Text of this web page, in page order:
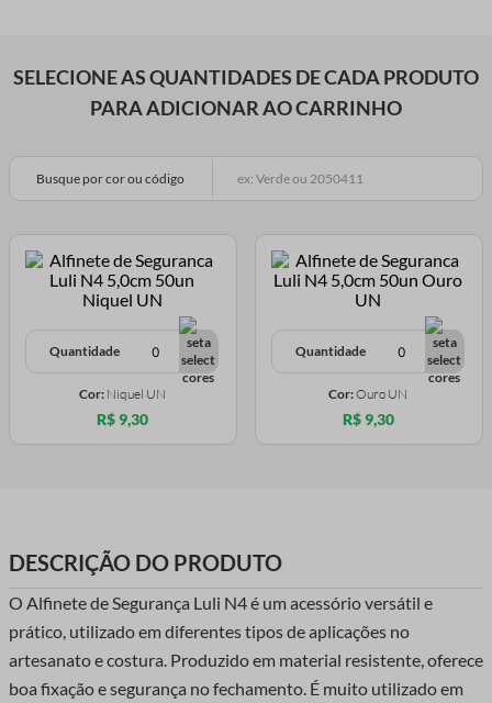
SELECIONE AS QUANTIDADES DE CADA PRODUTO
PARA ADICIONAR AO CARRINHO
Busque por cor ou código
Quantidade
Cor: Niquel UN
R$ 9,30
Quantidade
Cor:Ouro UN
R$ 9,30
DESCRIÇÃO DO PRODUTO
O Alfinete de Segurança Luli N4 é um acessório versátil e
prático, utilizado em diferentes tipos de aplicações no
artesanato e costura. Produzido em material resistente, oferece
boa fixação e segurança no fechamento. É muito utilizado em